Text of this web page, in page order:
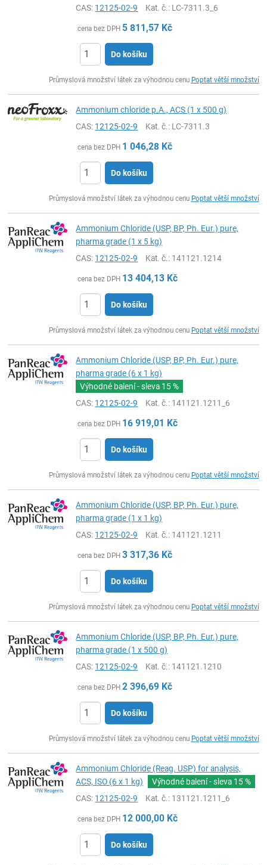
CAS: 12125-02-9 Kat. č.: LC-7311.3_6
cena bez DPH 5 811,57 Kč
Do košíku
Průmyslová množství látek za výhodnou cenu Poptat větší množství
Ammonium chloride p.A., ACS (1 x 500 g)
CAS: 12125-02-9 Kat. č.: LC-7311.3
cena bez DPH 1 046,28 Kč
Do košíku
Průmyslová množství látek za výhodnou cenu Poptat větší množství
Ammonium Chloride (USP, BP, Ph. Eur.) pure,
pharma grade (1 x 5 kg)
CAS: 12125-02-9 Kat. č.: 141121.1214
cena bez DPH 13 404,13 Kč
Do košíku
Průmyslová množství látek za výhodnou cenu Poptat větší množství
Ammonium Chloride (USP, BP, Ph. Eur.) pure,
pharma grade (6 x 1 kg)
Výhodné balení - sleva 15 %
CAS: 12125-02-9 Kat. č.: 141121.1211_6
cena bez DPH 16 919,01 Kč
Do košíku
Průmyslová množství látek za výhodnou cenu Poptat větší množství
Ammonium Chloride (USP, BP, Ph. Eur.) pure,
pharma grade (1 x 1 kg)
CAS: 12125-02-9 Kat. č.: 141121.1211
cena bez DPH 3 317,36 Kč
Do košíku
Průmyslová množství látek za výhodnou cenu Poptat větší množství
Ammonium Chloride (USP, BP, Ph. Eur.) pure,
pharma grade (1 x 500 g)
CAS: 12125-02-9 Kat. č.: 141121.1210
cena bez DPH 2 396,69 Kč
Do košíku
Průmyslová množství látek za výhodnou cenu Poptat větší množství
Ammonium Chloride (Reag. USP) for analysis,
ACS, ISO (6 x 1 kg)
Výhodné balení - sleva 15 %
CAS: 12125-02-9 Kat. č.: 131121.1211_6
cena bez DPH 12 000,00 Kč
Do košíku